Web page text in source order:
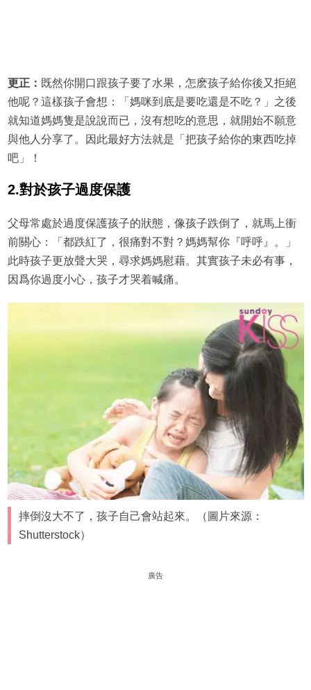
更正： 既然你開口跟孩子要了水果，怎麽孩子給你後又拒絕
他呢？這樣孩子會想：「媽咪到底是要吃還是不吃？」之後
就知道媽媽隻是說說而已，沒有想吃的意思，就開始不願意
與他人分享了。因此最好方法就是「把孩子給你的東西吃掉
吧」！
2.對於孩子過度保護
父母常處於過度保護孩子的狀態，像孩子跌倒了，就馬上衝
前關心：「都跌紅了，很痛對不對？媽媽幫你『呼呼』。」
此時孩子更放聲大哭，尋求媽媽慰藉。其實孩子未必有事，
因爲你過度小心，孩子才哭着喊痛。
摔倒沒大不了，孩子自己會站起來。（圖片來源：
Shutterstock）
廣告